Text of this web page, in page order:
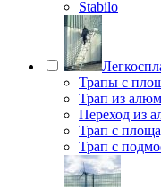
Stabilo
Трапы с
Трап из
Переход из
Трап с
Трап с